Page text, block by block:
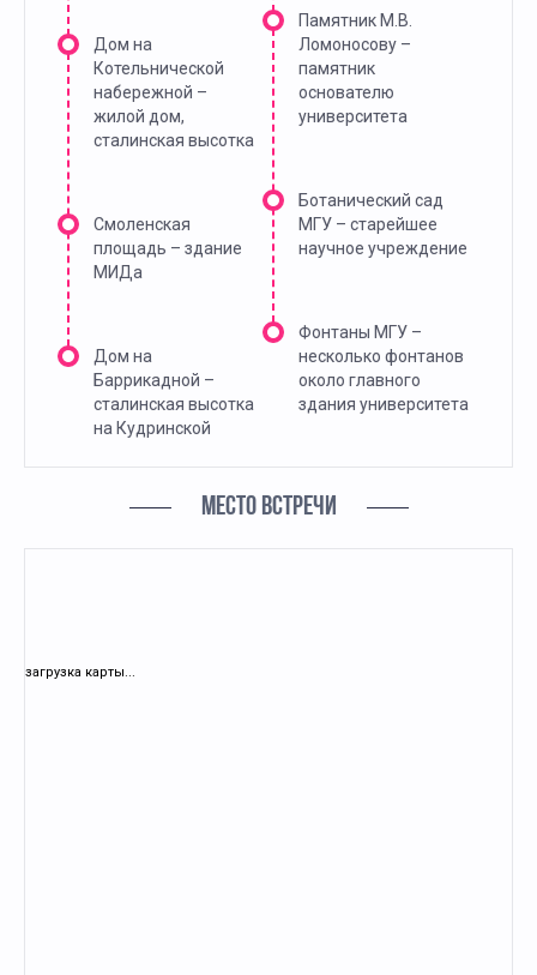
Дом на
Котельнической
набережной –
жилой дом,
сталинская высотка
Смоленская
площадь – здание
МИДа
Дом на
Баррикадной –
сталинская высотка
на Кудринской
Памятник М.В.
Ломоносову –
памятник
основателю
университета
Ботанический сад
МГУ – старейшее
научное учреждение
Фонтаны МГУ –
несколько фонтанов
около главного
здания университета
МЕСТО ВСТРЕЧИ
загрузка карты...